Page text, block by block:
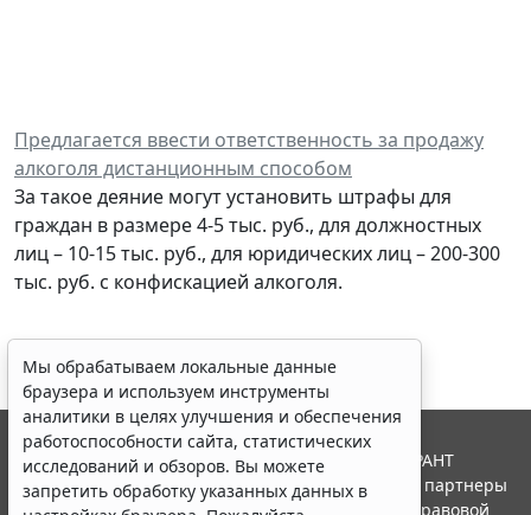
Предлагается ввести ответственность за продажу
алкоголя дистанционным способом
За такое деяние могут установить штрафы для
граждан в размере 4-5 тыс. руб., для должностных
лиц – 10-15 тыс. руб., для юридических лиц – 200-300
тыс. руб. с конфискацией алкоголя.
Мы обрабатываем локальные данные
браузера и используем инструменты
аналитики в целях улучшения и обеспечения
работоспособности сайта, статистических
исследований и обзоров. Вы можете
запретить обработку указанных данных в
© ООО "НПП "ГАРАНТ-СЕРВИС", 2026. Система ГАРАНТ
выпускается с 1990 года. Компания "Гарант" и ее партнеры
являются участниками Российской ассоциации правовой